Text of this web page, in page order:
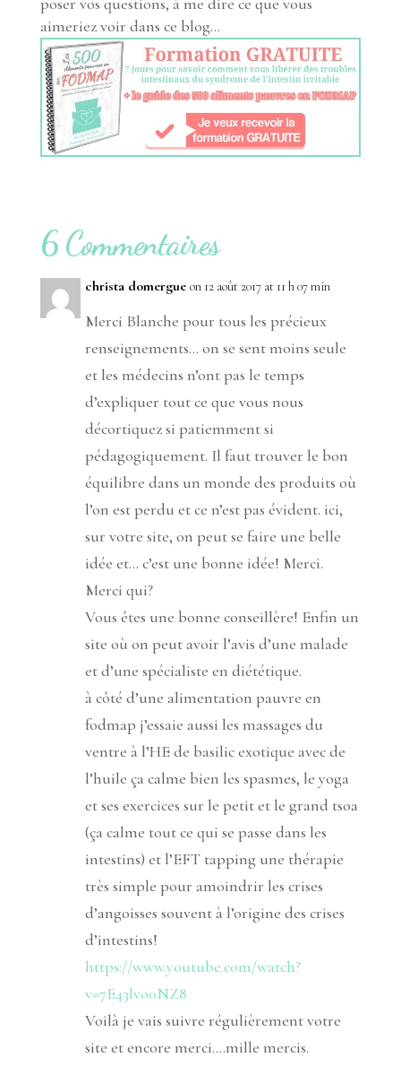
aimeriez voir dans ce blog…
6 Commentaires
christa domergue on 12 août 2017 at 11 h 07 min
Merci Blanche pour tous les précieux
renseignements… on se sent moins seule
et les médecins n’ont pas le temps
d’expliquer tout ce que vous nous
décortiquez si patiemment si
pédagogiquement. Il faut trouver le bon
équilibre dans un monde des produits où
l’on est perdu et ce n’est pas évident. ici,
sur votre site, on peut se faire une belle
idée et… c’est une bonne idée! Merci.
Merci qui?
Vous êtes une bonne conseillère! Enfin un
site où on peut avoir l’avis d’une malade
et d’une spécialiste en diététique.
à côté d’une alimentation pauvre en
fodmap j’essaie aussi les massages du
ventre à l’HE de basilic exotique avec de
l’huile ça calme bien les spasmes, le yoga
et ses exercices sur le petit et le grand tsoa
(ça calme tout ce qui se passe dans les
intestins) et l’EFT tapping une thérapie
très simple pour amoindrir les crises
d’angoisses souvent à l’origine des crises
d’intestins!
https://www.youtube.com/watch?
v=7E43lvo0NZ8
Voilà je vais suivre régulièrement votre
site et encore merci….mille mercis.